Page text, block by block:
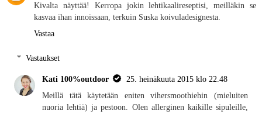
Kivalta näyttää! Kerropa jokin lehtikaalireseptisi, meilläkin se
kasvaa ihan innoissaan, terkuin Suska koivuladesignesta.
Vastaa
Vastaukset
Kati 100%outdoor
25. heinäkuuta 2015 klo 22.48
Meillä tätä käytetään eniten vihersmoothiehin (mieluiten
nuoria lehtiä) ja pestoon. Olen allerginen kaikille sipuleille,